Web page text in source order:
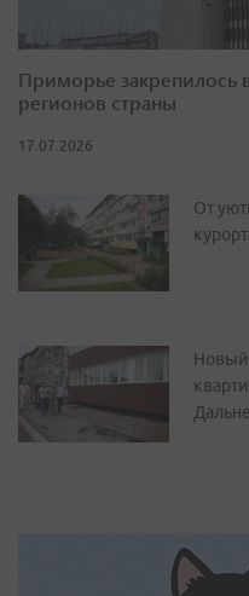
Приморье закрепилось
регионов страны
17.07.2026
От
Новый